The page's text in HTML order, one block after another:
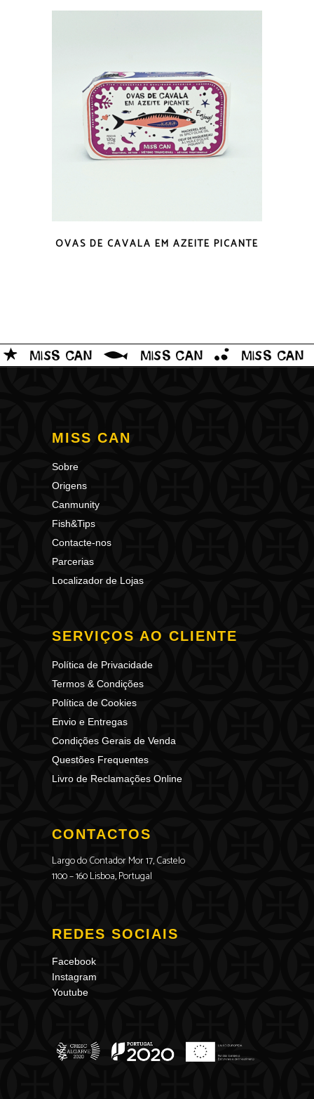
OVAS DE CAVALA EM AZEITE PICANTE
MISS CAN
Sobre
Origens
Canmunity
Fish&Tips
Contacte-nos
Parcerias
Localizador de Lojas
SERVIÇOS AO CLIENTE
Política de Privacidade
Termos & Condições
Política de Cookies
Envio e Entregas
Condições Gerais de Venda
Questões Frequentes
Livro de Reclamações Online
CONTACTOS
Largo do Contador Mor 17, Castelo
1100 – 160 Lisboa, Portugal
REDES SOCIAIS
Facebook
Instagram
Youtube